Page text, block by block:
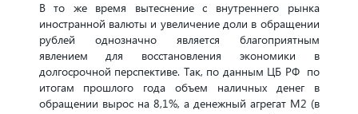
В то же время вытеснение с внутреннего рынка
иностранной валюты и увеличение доли в обращении
рублей однозначно является благоприятным
явлением для восстановления экономики в
долгосрочной перспективе. Так, по данным ЦБ РФ по
итогам прошлого года объем наличных денег в
обращении вырос на 8,1%, а денежный агрегат М2 (в